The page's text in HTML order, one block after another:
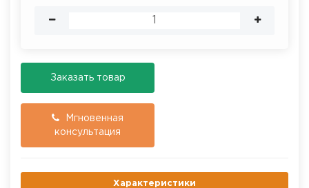
Заказать товар
Мгновенная
консультация
Характеристики